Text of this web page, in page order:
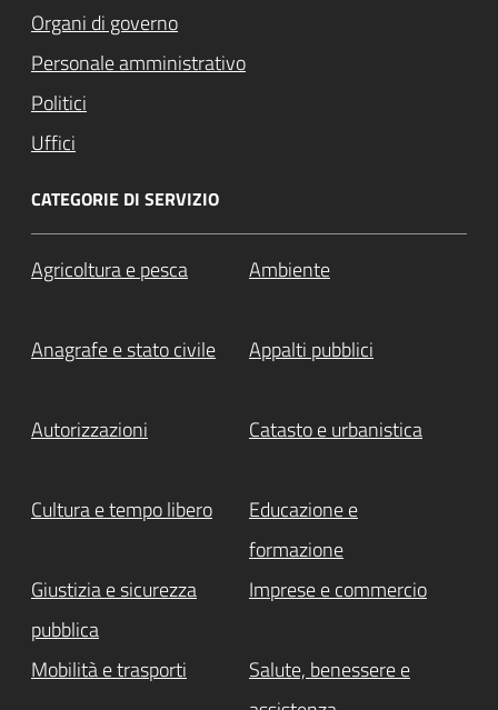
Organi di governo
Personale amministrativo
Politici
Uffici
CATEGORIE DI SERVIZIO
Agricoltura e pesca Ambiente
Anagrafe e stato civile Appalti pubblici
Autorizzazioni Catasto e urbanistica
Cultura e tempo libero
Educazione e
formazione
Giustizia e sicurezza
pubblica
Imprese e commercio
Mobilità e trasporti
Salute, benessere e